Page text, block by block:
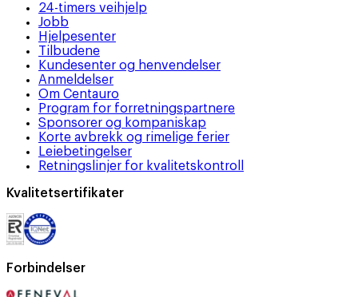
24-timers veihjelp
Jobb
Hjelpesenter
Tilbudene
Kundesenter og henvendelser
Anmeldelser
Om Centauro
Program for forretningspartnere
Sponsorer og kompaniskap
Korte avbrekk og rimelige ferier
Leiebetingelser
Retningslinjer for kvalitetskontroll
Kvalitetsertifikater
Forbindelser